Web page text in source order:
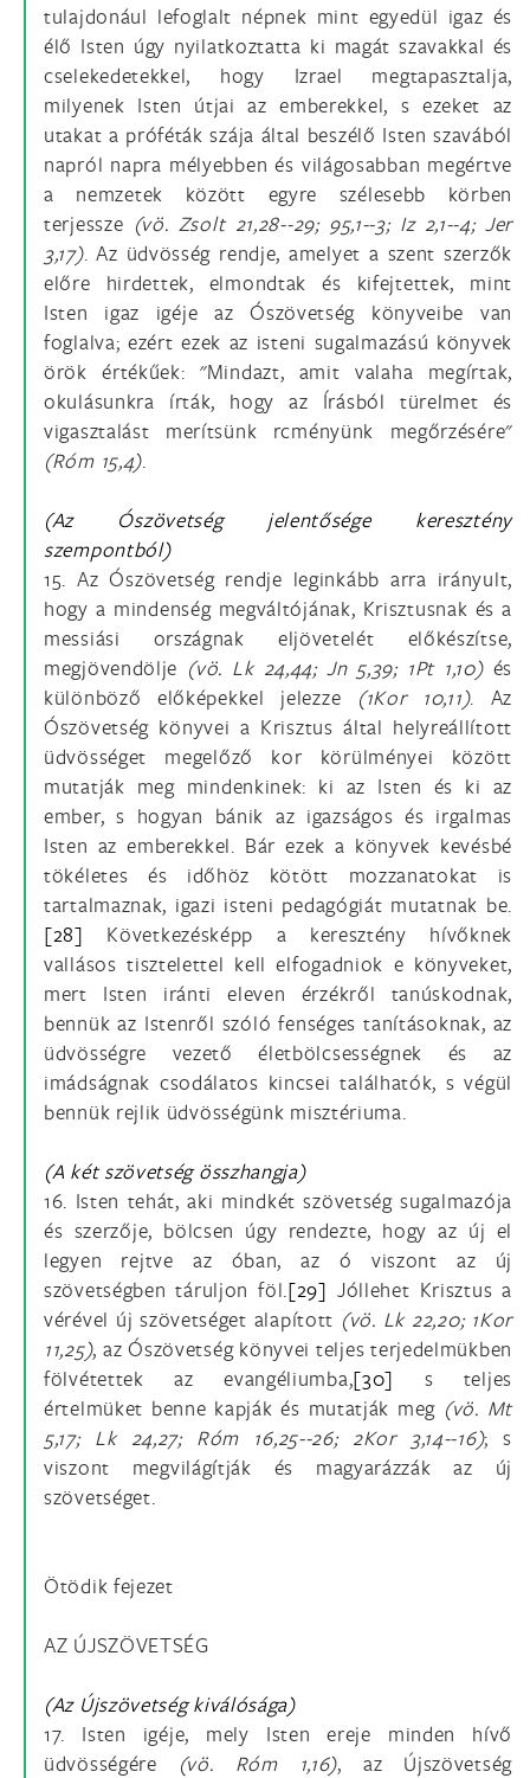
tulajdonául lefoglalt népnek mint egyedül igaz és
élő Isten úgy nyilatkoztatta ki magát szavakkal és
cselekedetekkel, hogy Izrael megtapasztalja,
milyenek Isten útjai az emberekkel, s ezeket az
utakat a próféták szája által beszélő Isten szavából
napról napra mélyebben és világosabban megértve
a nemzetek között egyre szélesebb körben
terjessze (vö. Zsolt 21,28--29; 95,1--3; Iz 2,1--4; Jer
3,17). Az üdvösség rendje, amelyet a szent szerzők
előre hirdettek, elmondtak és kifejtettek, mint
Isten igaz igéje az Ószövetség könyveibe van
foglalva; ezért ezek az isteni sugalmazású könyvek
örök értékűek: "Mindazt, amit valaha megírtak,
okulásunkra írták, hogy az Írásból türelmet és
vigasztalást merítsünk rcményünk megőrzésére"
(Róm 15,4).
(Az Ószövetség jelentősége keresztény
szempontból)
15. Az Ószövetség rendje leginkább arra irányult,
hogy a mindenség megváltójának, Krisztusnak és a
messiási országnak eljövetelét előkészítse,
megjövendölje (vö. Lk 24,44; Jn 5,39; 1Pt 1,10)és
különböző előképekkel jelezze (1Kor 10,11). Az
Ószövetség könyvei a Krisztus által helyreállított
üdvösséget megelőző kor körülményei között
mutatják meg mindenkinek: ki az Isten és ki az
ember, s hogyan bánik az igazságos és irgalmas
Isten az emberekkel. Bár ezek a könyvek kevésbé
tökéletes és időhöz kötött mozzanatokat is
tartalmaznak, igazi isteni pedagógiát mutatnak be.
[28] Következésképp a keresztény hívőknek
vallásos tisztelettel kell elfogadniok e könyveket,
mert Isten iránti eleven érzékről tanúskodnak,
bennük az Istenről szóló fenséges tanításoknak, az
üdvösségre vezető életbölcsességnek és az
imádságnak csodálatos kincsei találhatók, s végül
bennük rejlik üdvösségünk misztériuma.
(A két szövetség összhangja)
16. Isten tehát, aki mindkét szövetség sugalmazója
és szerzője, bölcsen úgy rendezte, hogy az új el
legyen rejtve az óban, az ó viszont az új
szövetségben táruljon föl.[29] Jóllehet Krisztus a
vérével új szövetséget alapított (vö. Lk 22,20; 1Kor
11,25), az Ószövetség könyvei teljes terjedelmükben
fölvétettek az evangéliumba,[30] s teljes
értelmüket benne kapják és mutatják meg (vö. Mt
5,17; Lk 24,27; Róm 16,25--26; 2Kor 3,14--16); s
viszont megvilágítják és magyarázzák az új
szövetséget.
Ötödik fejezet
AZ ÚJSZÖVETSÉG
(Az Újszövetség kiválósága)
17. Isten igéje, mely Isten ereje minden hívő
üdvösségére (vö. Róm 1,16), az Újszövetség